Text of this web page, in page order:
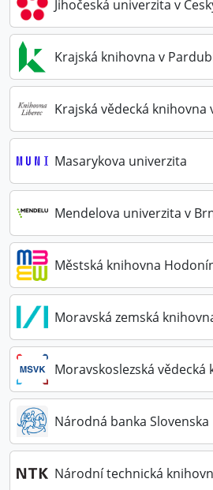
Jihočeská univerzita v
Krajská knihovna v
Krajská vědecká knihovna
Masarykova univerzita
Mendelova univerzita v
Městská knihovna
Moravská zemská
Moravskoslezská vědecká
Národná banka Slovenska
Národní technická